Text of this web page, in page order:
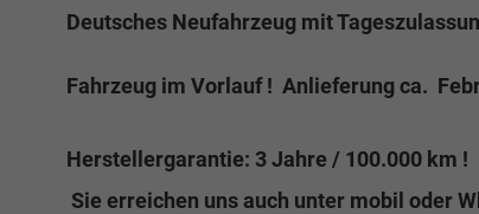
Deutsches Neufahrzeug mit
Fahrzeug im Vorlauf ! Anlieferung ca.
Herstellergarantie: 3 Jahre / 100.000 km !
Sie erreichen uns auch unter mobil oder